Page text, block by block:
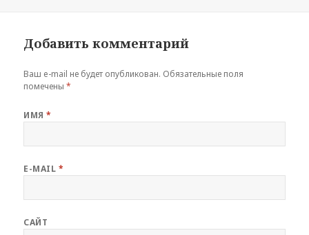
Добавить комментарий
Ваш e-mail не будет опубликован. Обязательные поля
помечены*
ИМЯ*
E-MAIL *
САЙТ